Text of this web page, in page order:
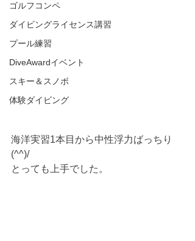
ゴルフコンペ
ダイビングライセンス講習
プール練習
DiveAwardイベント
スキー＆スノボ
体験ダイビング
海洋実習1本目から中性浮力ばっちり
(^^)/
とっても上手でした。